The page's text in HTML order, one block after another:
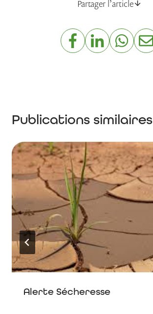
Partager l’article
Publications similaires
Alerte Sécheresse